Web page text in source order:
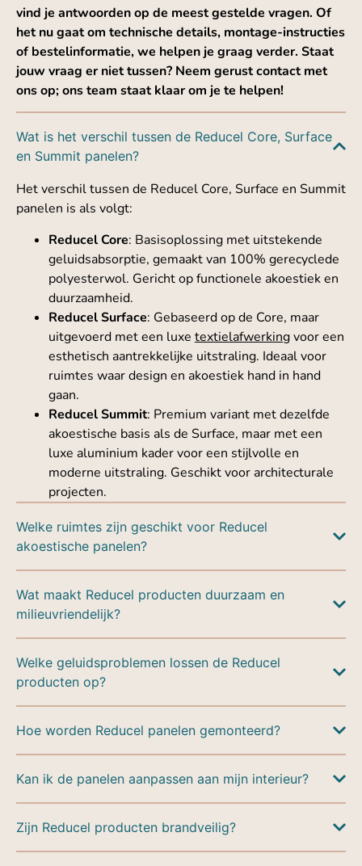
vind je antwoorden op de meest gestelde vragen. Of
het nu gaat om technische details, montage-instructies
of bestelinformatie, we helpen je graag verder. Staat
jouw vraag er niet tussen? Neem gerust contact met
ons op; ons team staat klaar om je te helpen!
Wat is het verschil tussen de Reducel Core, Surface
en Summit panelen?
Het verschil tussen de Reducel Core, Surface en Summit
panelen is als volgt:
Reducel Core: Basisoplossing met uitstekende
geluidsabsorptie, gemaakt van 100% gerecyclede
polyesterwol. Gericht op functionele akoestiek en
duurzaamheid.
Reducel Surface: Gebaseerd op de Core, maar
uitgevoerd met een luxe textielafwerkingvoor een
esthetisch aantrekkelijke uitstraling. Ideaal voor
ruimtes waar design en akoestiek hand in hand
gaan.
Reducel Summit: Premium variant met dezelfde
akoestische basis als de Surface, maar met een
luxe aluminium kader voor een stijlvolle en
moderne uitstraling. Geschikt voor architecturale
projecten.
Welke ruimtes zijn geschikt voor Reducel
akoestische panelen?
Wat maakt Reducel producten duurzaam en
milieuvriendelijk?
Welke geluidsproblemen lossen de Reducel
producten op?
Hoe worden Reducel panelen gemonteerd?
Kan ik de panelen aanpassen aan mijn interieur?
Zijn Reducel producten brandveilig?